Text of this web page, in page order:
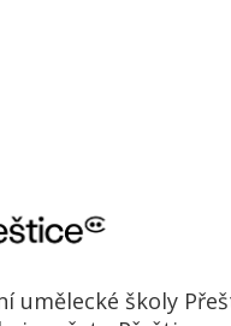
umělecké školy